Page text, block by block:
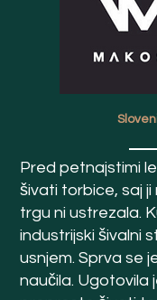
Pred petnajstimi
šivati torbice, saj
trgu ni ustrezala.
industrijski šivalni
usnjem. Sprva se
naučila. Ugotovila